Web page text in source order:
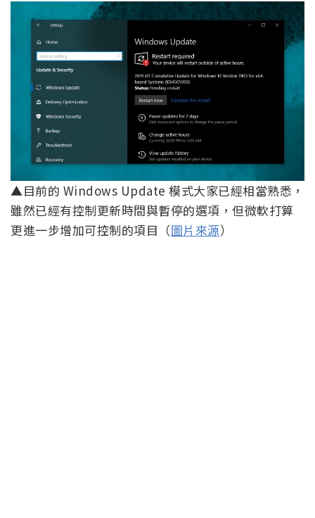
▲目前的 Windows Update 模式大家已經相當熟悉，
雖然已經有控制更新時間與暫停的選項，但微軟打算
更進一步增加可控制的項目（圖片來源）